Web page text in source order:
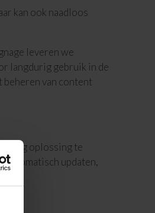
kan ook naadloos
leveren we
langdurig gebruik in de
van content
oplossing te
automatisch updaten,